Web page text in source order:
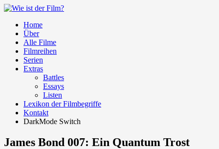
Home
Über
Alle Filme
Filmreihen
Serien
Extras
Battles
Essays
Listen
Lexikon der Filmbegriffe
Kontakt
DarkMode Switch
James Bond 007: Ein Quantum Trost